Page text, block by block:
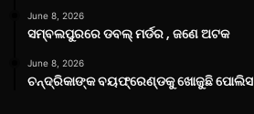
June 8, 2026
ସମ୍ବଲପୁରରେ ଡବଲ୍ ମର୍ଡର , ଜଣେ ଅଟକ
June 8, 2026
ଚନ୍ଦ୍ରିକାଙ୍କ ବୟଫ୍ରେଣ୍ଡକୁ ଖୋଜୁଛି ପୋଲିସ